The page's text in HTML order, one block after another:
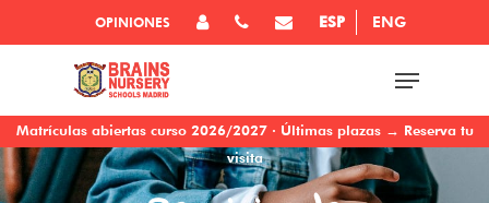
Matrículas abiertas curso 2026/2027 · Últimas plazas → Reserva tu
visita
OPINIONES ESP ENG